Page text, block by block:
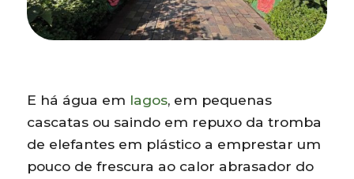
E há água em lagos, em pequenas
cascatas ou saindo em repuxo da tromba
de elefantes em plástico a emprestar um
pouco de frescura ao calor abrasador do